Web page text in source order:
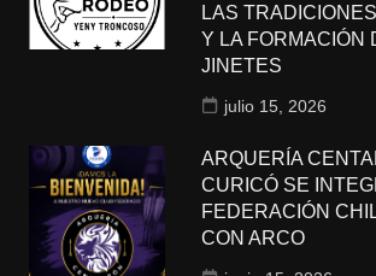
LAS
Y LA FORMACIÓN
JINETES
julio 15, 2026
ARQUERÍA
CURICÓ SE
FEDERACIÓN
CON ARCO